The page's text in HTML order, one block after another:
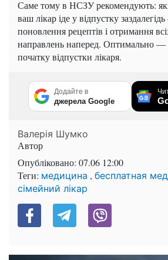
Саме тому в НСЗУ рекомендують:
ваш лікар іде у відпустку
поновлення рецептів і отримання
направлень наперед. Оптимально —
початку відпустки лікаря.
Додайте в
джерела Google
Валерія Шумко
Автор
Опубліковано: 07.06 12:00
Теги: медицина , бесплатная
сімейний лікар